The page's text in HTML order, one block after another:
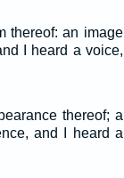
thereof: an image
I heard a voice,
thereof; a
and I heard a